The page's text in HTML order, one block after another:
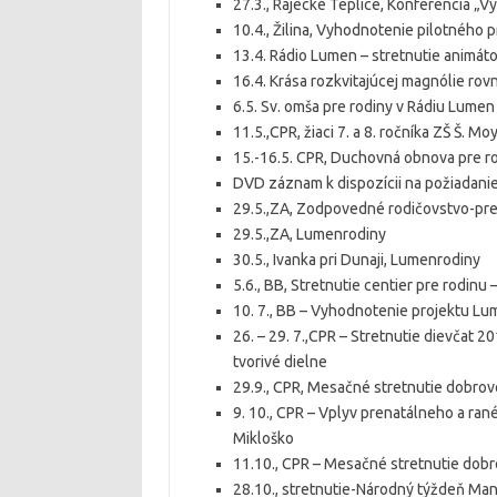
27.3., Rajecké Teplice, Konferencia
10.4., Žilina, Vyhodnotenie pilotného
13.4. Rádio Lumen – stretnutie
16.4. Krása rozkvitajúcej magnólie
6.5. Sv. omša pre rodiny v Rádiu
11.5.,CPR, žiaci 7. a 8. ročníka ZŠ Š.
15.-16.5. CPR, Duchovná obnova pre
DVD záznam k dispozícii na
29.5.,ZA, Zodpovedné rodičovstvo-
29.5.,ZA, Lumenrodiny
30.5., Ivanka pri Dunaji, Lumenrodiny
5.6., BB, Stretnutie centier pre rodinu
10. 7., BB – Vyhodnotenie projektu
26. – 29. 7.,CPR – Stretnutie dievčat
tvorivé dielne
29.9., CPR, Mesačné stretnutie
9. 10., CPR – Vplyv prenatálneho a
Mikloško
11.10., CPR – Mesačné stretnutie
28.10., stretnutie-Národný týždeň